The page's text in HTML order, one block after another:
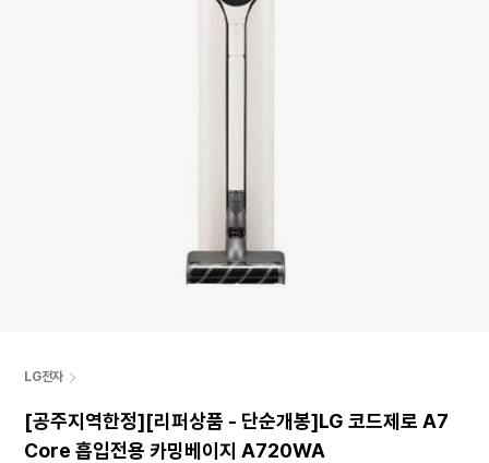
LG전자
[공주지역한정][리퍼상품 - 단순개봉]LG 코드제로 A7
Core 흡입전용 카밍베이지 A720WA